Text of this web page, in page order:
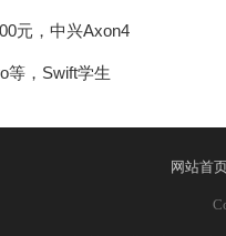
元，中兴Axon4
等，Swift学生
网站首